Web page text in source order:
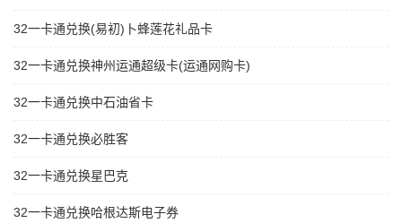
32一卡通兑换(易初)卜蜂莲花礼品卡
32一卡通兑换神州运通超级卡(运通网购卡)
32一卡通兑换中石油省卡
32一卡通兑换必胜客
32一卡通兑换星巴克
32一卡通兑换哈根达斯电子券